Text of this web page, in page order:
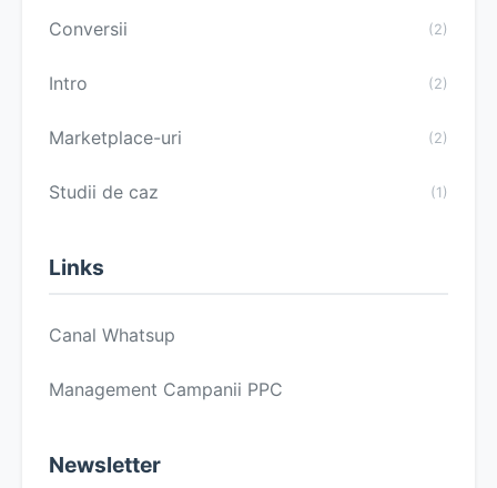
Conversii (2)
Intro (2)
Marketplace-uri (2)
Studii de caz (1)
Links
Canal Whatsup
Management Campanii PPC
Newsletter